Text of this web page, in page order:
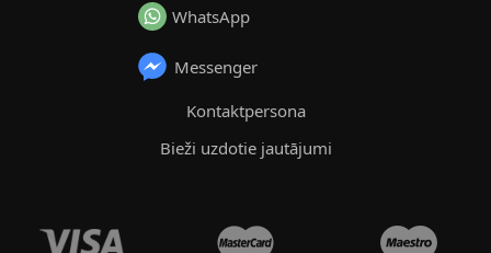
WhatsApp
Messenger
Kontaktpersona
Bieži uzdotie jautājumi